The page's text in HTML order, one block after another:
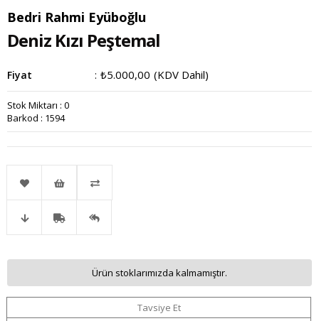
Bedri Rahmi Eyüboğlu
Deniz Kızı Peştemal
Fiyat : ₺5.000,00 (KDV Dahil)
Stok Miktarı : 0
Barkod : 1594
Favorilere İstek
Ekle
Karşılaştır
DüşünceBedava Haber
Ürün stoklarımızda kalmamıştır.
Tavsiye Et